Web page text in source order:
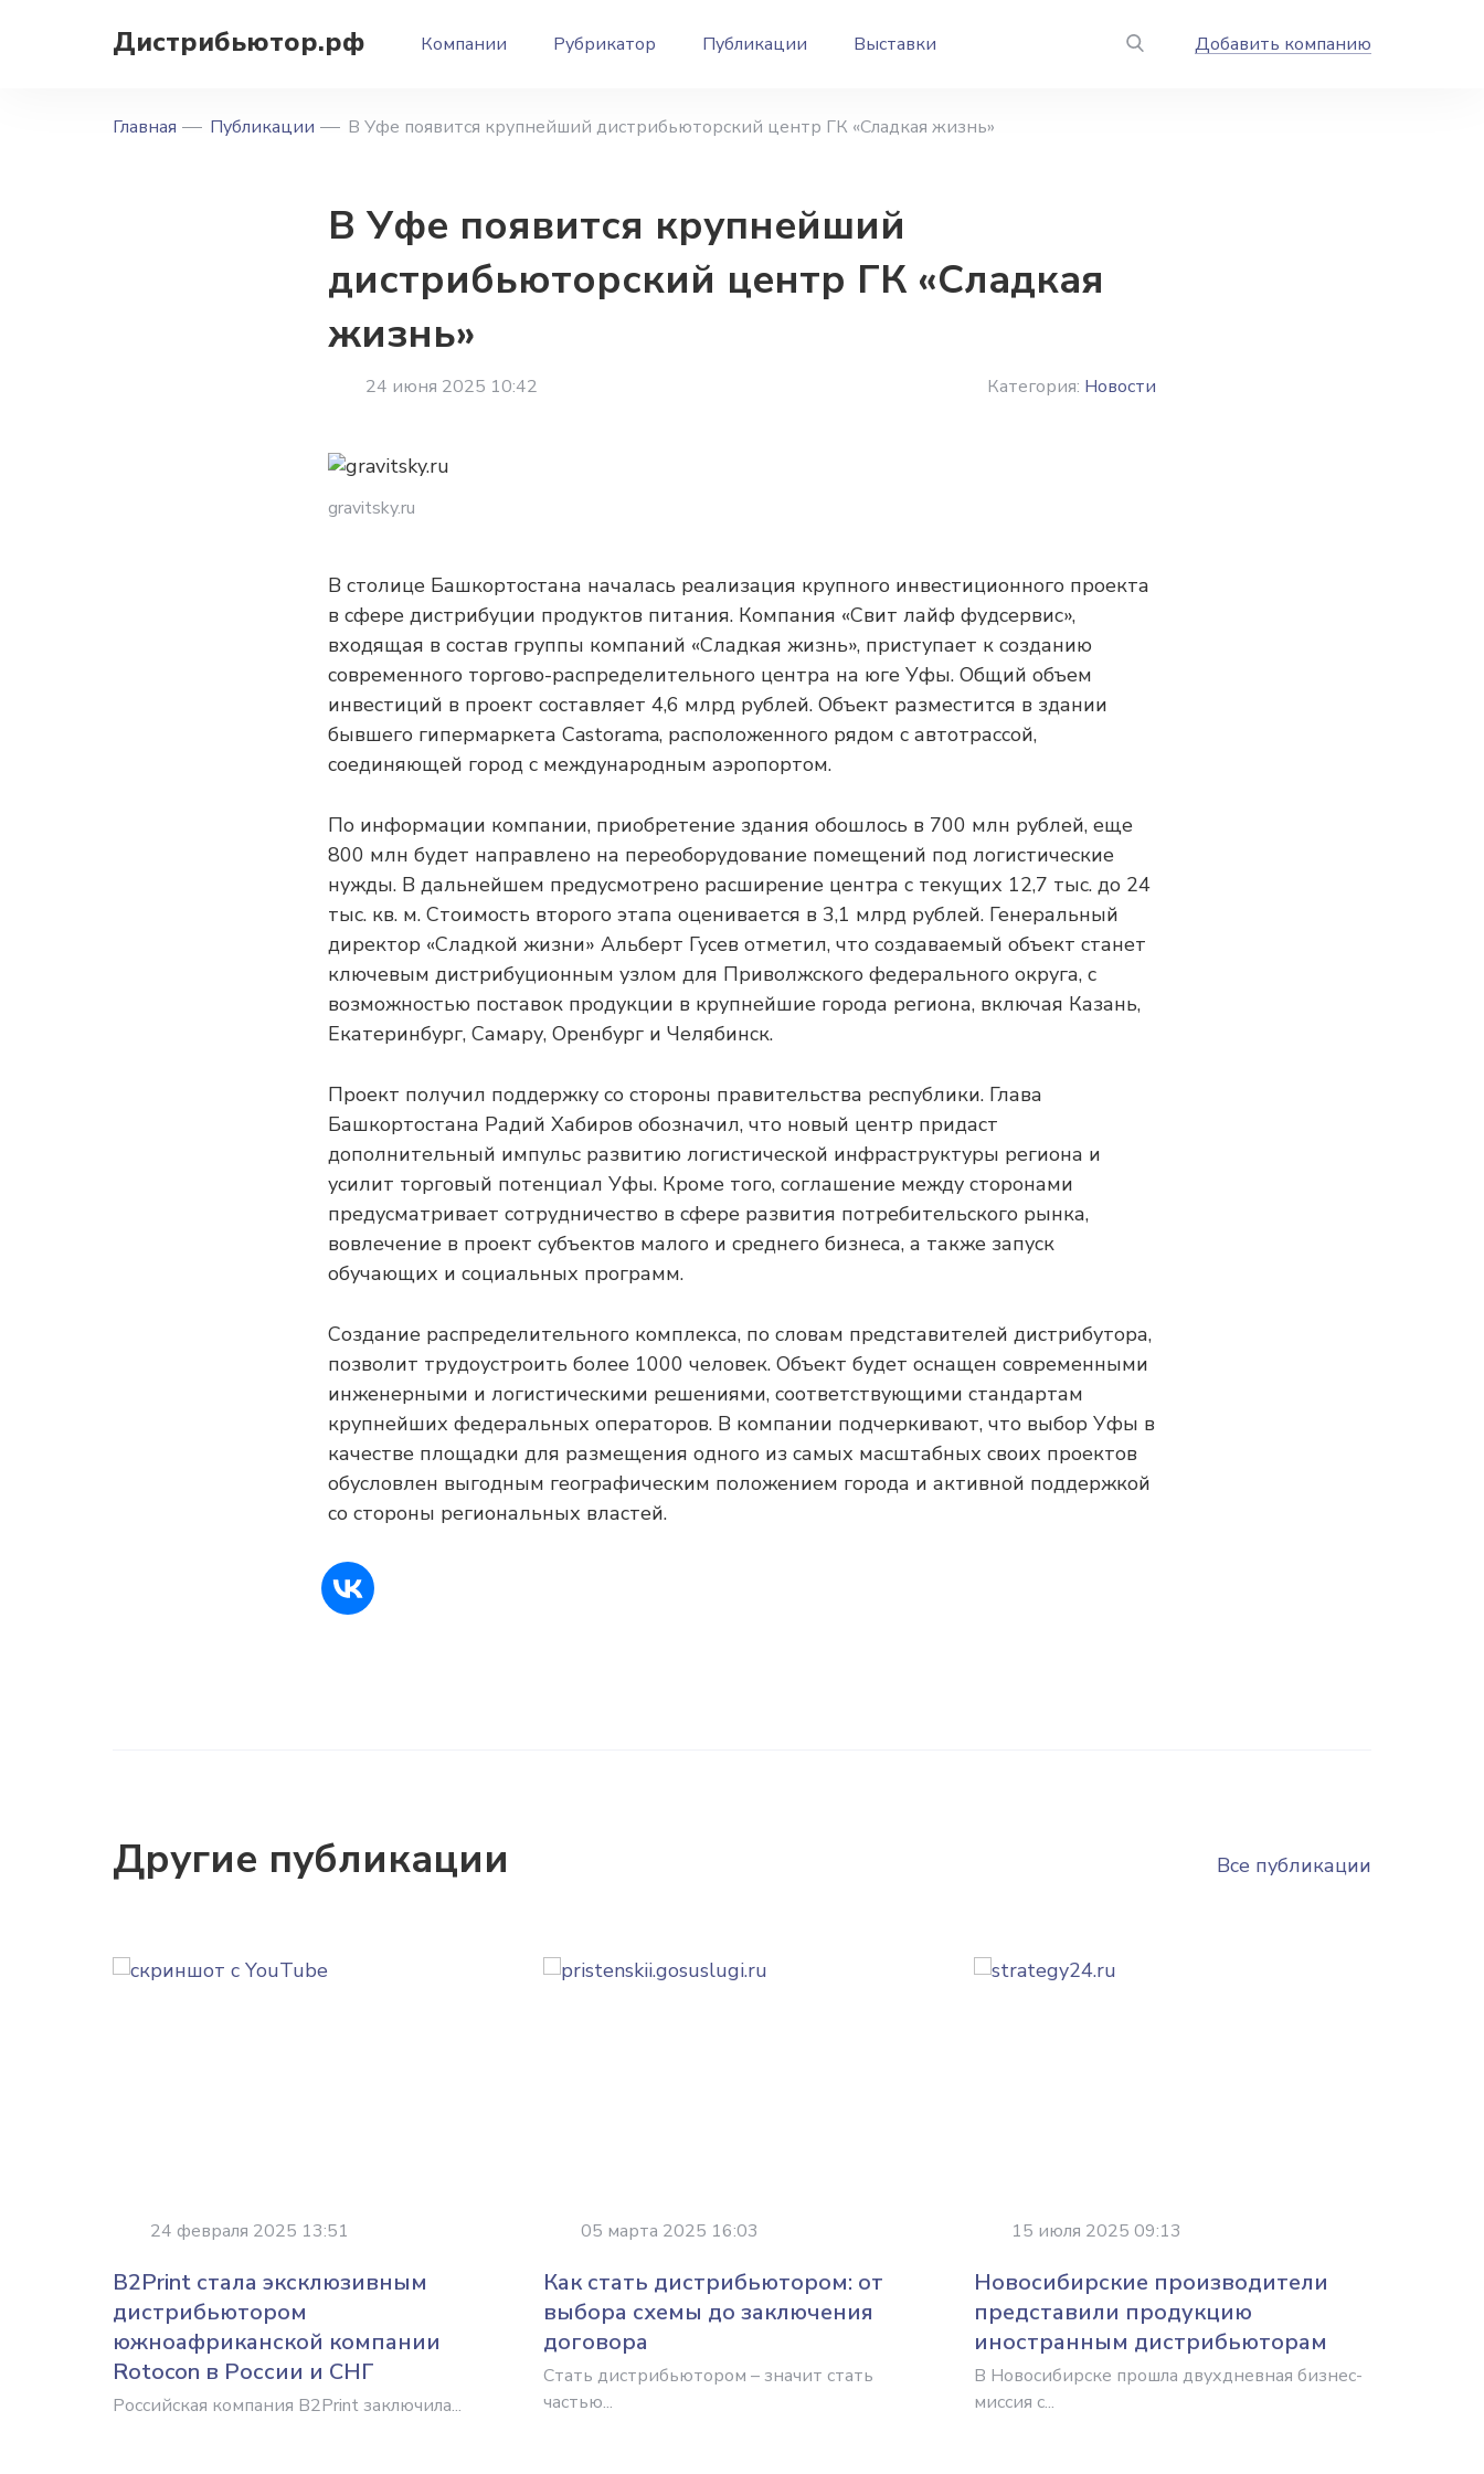
Дистрибьютор.рф Компании Рубрикатор Публикации Выставки Добавить компанию
Главная Публикации В Уфе появится крупнейший дистрибьюторский центр ГК «Сладкая жизнь»
В Уфе появится крупнейший
дистрибьюторский центр ГК «Сладкая
жизнь»
24 июня 2025 10:42 Категория: Новости
gravitsky.ru
В столице Башкортостана началась реализация крупного инвестиционного проекта
в сфере дистрибуции продуктов питания. Компания «Свит лайф фудсервис»,
входящая в состав группы компаний «Сладкая жизнь», приступает к созданию
современного торгово-распределительного центра на юге Уфы. Общий объем
инвестиций в проект составляет 4,6 млрд рублей. Объект разместится в здании
бывшего гипермаркета Castorama, расположенного рядом с автотрассой,
соединяющей город с международным аэропортом.
По информации компании, приобретение здания обошлось в 700 млн рублей, еще
800 млн будет направлено на переоборудование помещений под логистические
нужды. В дальнейшем предусмотрено расширение центра с текущих 12,7 тыс. до 24
тыс. кв. м. Стоимость второго этапа оценивается в 3,1 млрд рублей. Генеральный
директор «Сладкой жизни» Альберт Гусев отметил, что создаваемый объект станет
ключевым дистрибуционным узлом для Приволжского федерального округа, с
возможностью поставок продукции в крупнейшие города региона, включая Казань,
Екатеринбург, Самару, Оренбург и Челябинск.
Проект получил поддержку со стороны правительства республики. Глава
Башкортостана Радий Хабиров обозначил, что новый центр придаст
дополнительный импульс развитию логистической инфраструктуры региона и
усилит торговый потенциал Уфы. Кроме того, соглашение между сторонами
предусматривает сотрудничество в сфере развития потребительского рынка,
вовлечение в проект субъектов малого и среднего бизнеса, а также запуск
обучающих и социальных программ.
Создание распределительного комплекса, по словам представителей дистрибутора,
позволит трудоустроить более 1000 человек. Объект будет оснащен современными
инженерными и логистическими решениями, соответствующими стандартам
крупнейших федеральных операторов. В компании подчеркивают, что выбор Уфы в
качестве площадки для размещения одного из самых масштабных своих проектов
обусловлен выгодным географическим положением города и активной поддержкой
со стороны региональных властей.
Другие публикации Все публикации
24 февраля 2025 13:51
B2Print стала эксклюзивным
дистрибьютором
южноафриканской компании
Rotocon в России и СНГ
Российская компания B2Print заключила...
05 марта 2025 16:03
Как стать дистрибьютором: от
выбора схемы до заключения
договора
Стать дистрибьютором – значит стать
частью...
15 июля 2025 09:13
Новосибирские производители
представили продукцию
иностранным дистрибьюторам
В Новосибирске прошла двухдневная бизнес-
миссия с...